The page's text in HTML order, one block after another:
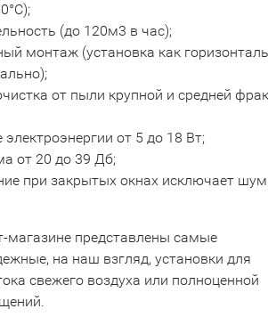
(до 120м3 в час);
монтаж (установка как
от пыли крупной и средней
электроэнергии от 5 до 18 Вт;
от 20 до 39 Дб;
при закрытых окнах исключает
магазине представлены самые
на наш взгляд, установки для
свежего воздуха или полноценной